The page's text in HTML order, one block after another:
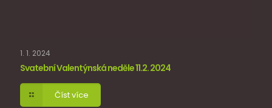
1. 1. 2024
Svatební Valentýnská neděle 11.2. 2024
Číst více